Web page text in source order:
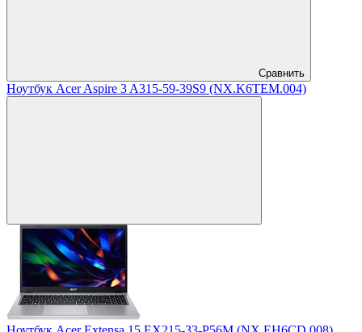
Сравнить
Ноутбук Acer Aspire 3 A315-59-39S9 (NX.K6TEM.004)